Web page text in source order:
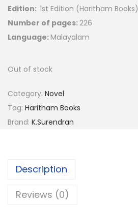
Edition: 1st Edition (Haritham Books)
Number of pages:226
Language: Malayalam
Out of stock
Category: Novel
Tag: Haritham Books
Brand: K.Surendran
Description
Reviews (0)